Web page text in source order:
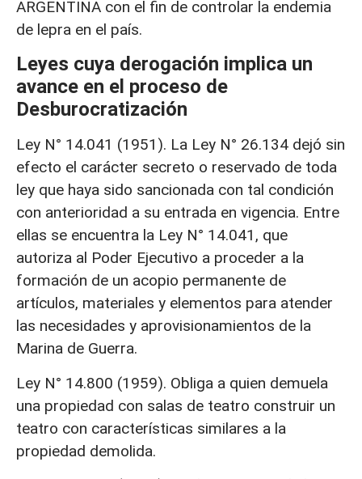
ARGENTINA con el fin de controlar la endemia
de lepra en el país.
Leyes cuya derogación implica un
avance en el proceso de
Desburocratización
Ley N° 14.041 (1951). La Ley N° 26.134 dejó sin
efecto el carácter secreto o reservado de toda
ley que haya sido sancionada con tal condición
con anterioridad a su entrada en vigencia. Entre
ellas se encuentra la Ley N° 14.041, que
autoriza al Poder Ejecutivo a proceder a la
formación de un acopio permanente de
artículos, materiales y elementos para atender
las necesidades y aprovisionamientos de la
Marina de Guerra.
Ley N° 14.800 (1959). Obliga a quien demuela
una propiedad con salas de teatro construir un
teatro con características similares a la
propiedad demolida.